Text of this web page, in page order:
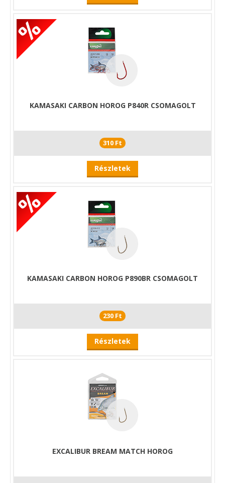
KAMASAKI CARBON HOROG P840R CSOMAGOLT
310 Ft
Részletek
KAMASAKI CARBON HOROG P890BR CSOMAGOLT
230 Ft
Részletek
EXCALIBUR BREAM MATCH HOROG